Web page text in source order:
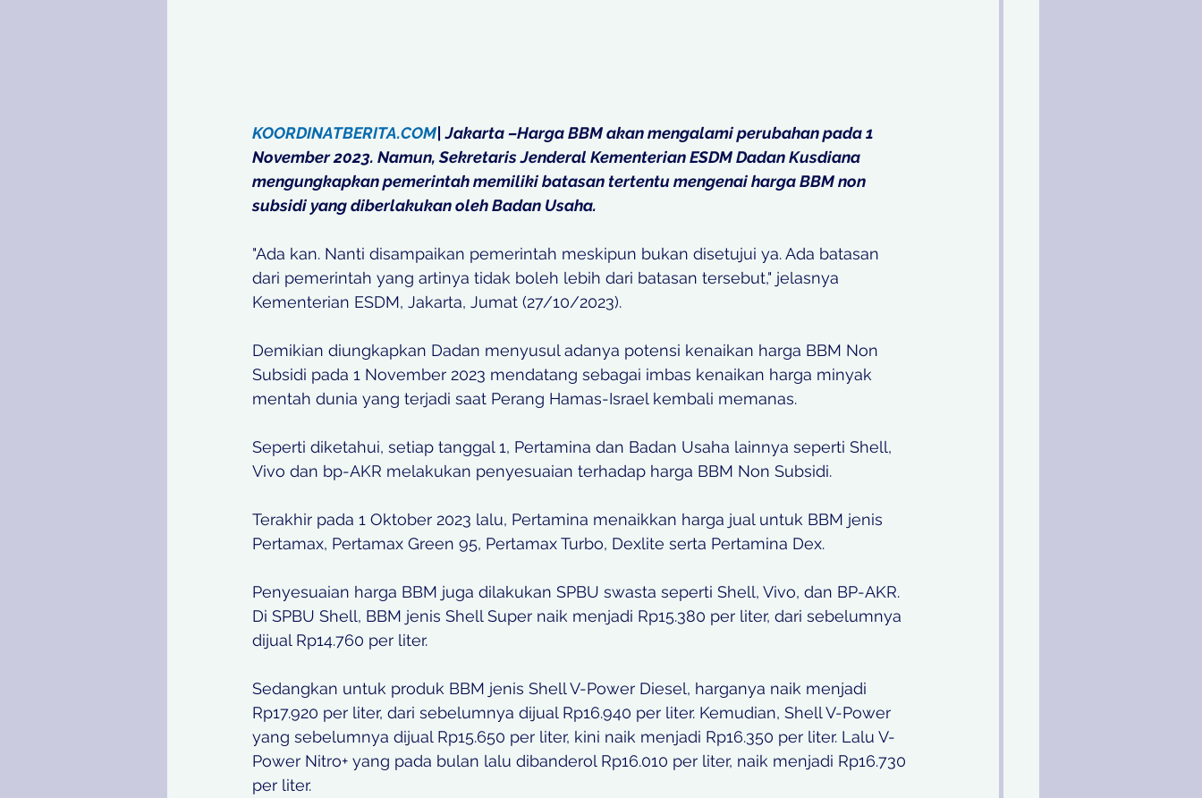
KOORDINATBERITA.COM | Jakarta –Harga BBM akan mengalami perubahan pada 1
November 2023. Namun, Sekretaris Jenderal Kementerian ESDM Dadan Kusdiana
mengungkapkan pemerintah memiliki batasan tertentu mengenai harga BBM non
subsidi yang diberlakukan oleh Badan Usaha.
"Ada kan. Nanti disampaikan pemerintah meskipun bukan disetujui ya. Ada batasan
dari pemerintah yang artinya tidak boleh lebih dari batasan tersebut," jelasnya
Kementerian ESDM, Jakarta, Jumat (27/10/2023).
Demikian diungkapkan Dadan menyusul adanya potensi kenaikan harga BBM Non
Subsidi pada 1 November 2023 mendatang sebagai imbas kenaikan harga minyak
mentah dunia yang terjadi saat Perang Hamas-Israel kembali memanas.
Seperti diketahui, setiap tanggal 1, Pertamina dan Badan Usaha lainnya seperti Shell,
Vivo dan bp-AKR melakukan penyesuaian terhadap harga BBM Non Subsidi.
Terakhir pada 1 Oktober 2023 lalu, Pertamina menaikkan harga jual untuk BBM jenis
Pertamax, Pertamax Green 95, Pertamax Turbo, Dexlite serta Pertamina Dex.
Penyesuaian harga BBM juga dilakukan SPBU swasta seperti Shell, Vivo, dan BP-AKR.
Di SPBU Shell, BBM jenis Shell Super naik menjadi Rp15.380 per liter, dari sebelumnya
dijual Rp14.760 per liter.
Sedangkan untuk produk BBM jenis Shell V-Power Diesel, harganya naik menjadi
Rp17.920 per liter, dari sebelumnya dijual Rp16.940 per liter. Kemudian, Shell V-Power
yang sebelumnya dijual Rp15.650 per liter, kini naik menjadi Rp16.350 per liter. Lalu V-
Power Nitro+ yang pada bulan lalu dibanderol Rp16.010 per liter, naik menjadi Rp16.730
per liter.